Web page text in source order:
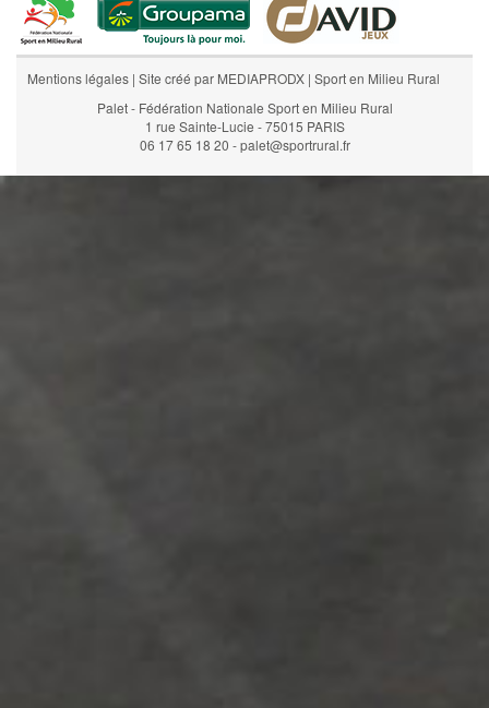
Mentions légales | Site créé par MEDIAPRODX | Sport en Milieu Rural
Palet - Fédération Nationale Sport en Milieu Rural
1 rue Sainte-Lucie - 75015 PARIS
06 17 65 18 20 - palet@sportrural.fr